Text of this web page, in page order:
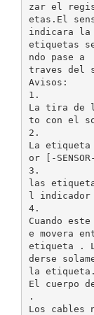
zar el
etas.El
indicara la
etiquetas
ndo pase a
traves del
Avisos:
1.
La tira de
to con el
2.
La etiqueta
or [-
3.
las
l indicador
4.
Cuando
e movera
etiqueta .
derse
la etiqueta.
El cuerpo
.
Los cables